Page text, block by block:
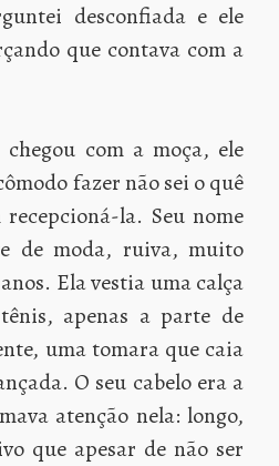
desconfiada e ele
que contava com a
com a moça, ele
fazer não sei o quê
la. Seu nome
de moda, ruiva, muito
Ela vestia uma calça
apenas a parte de
uma tomara que caia
O seu cabelo era a
atenção nela: longo,
que apesar de não ser